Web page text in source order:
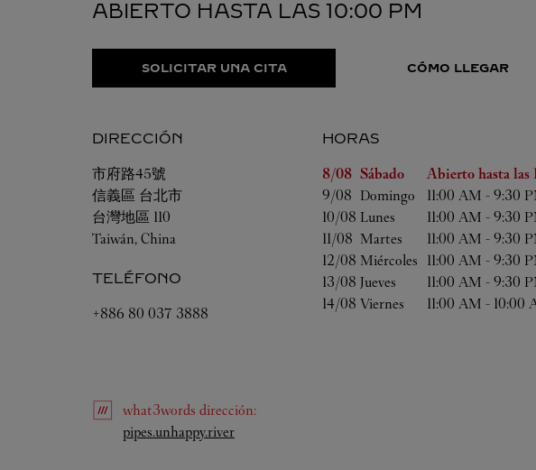
ABIERTO HASTA LAS 10:00 PM
SOLICITAR UNA CITA CÓMO LLEGAR
DIRECCIÓN
市府路45號
信義區 台北市
台灣地區 110
Taiwán, China
TELÉFONO
+886 80 037 3888
HORAS
Día de la semana
Horas
8/08 Sábado Abierto hasta las
9/08 Domingo 11:00 AM - 9:30
10/08 Lunes 11:00 AM - 9:30
11/08 Martes 11:00 AM - 9:30
12/08 Miércoles 11:00 AM - 9:30
13/08 Jueves 11:00 AM - 9:30
14/08 Viernes 11:00 AM - 10:00
what3words dirección:
pipes.unhappy.riverLink Opens in New Tab